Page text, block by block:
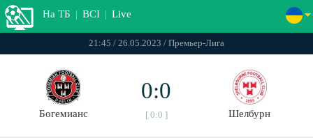
На ТБ | ВСІ | Live
21:45 / 26.05.2023 / Премьер-Лига
Богемианс
0:0
[ 0:0 ] Шелбурн